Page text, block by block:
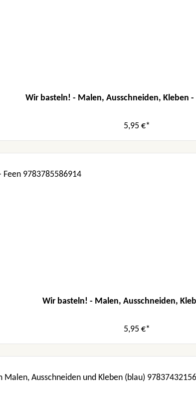
Wir basteln! - Malen, Ausschneiden, Kleben
5,95 €*
Wir basteln! - Malen, Ausschneiden,
5,95 €*